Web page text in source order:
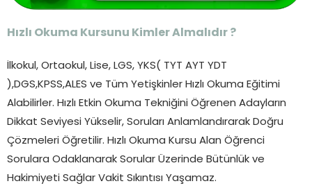
Hızlı Okuma Kursunu Kimler Almalıdır ?
İlkokul, Ortaokul, Lise, LGS, YKS( TYT AYT YDT
),DGS,KPSS,ALES ve Tüm Yetişkinler Hızlı Okuma Eğitimi
Alabilirler. Hızlı Etkin Okuma Tekniğini Öğrenen Adayların
Dikkat Seviyesi Yükselir, Soruları Anlamlandırarak Doğru
Çözmeleri Öğretilir. Hızlı Okuma Kursu Alan Öğrenci
Sorulara Odaklanarak Sorular Üzerinde Bütünlük ve
Hakimiyeti Sağlar Vakit Sıkıntısı Yaşamaz.